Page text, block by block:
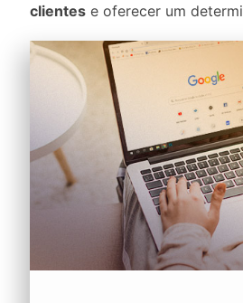
clientes e oferecer um